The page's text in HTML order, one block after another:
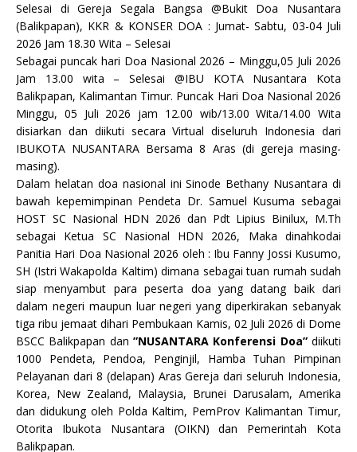
Selesai di Gereja Segala Bangsa @Bukit Doa Nusantara
(Balikpapan), KKR & KONSER DOA : Jumat- Sabtu, 03-04 Juli
2026 Jam 18.30 Wita – Selesai
Sebagai puncak hari Doa Nasional 2026 – Minggu,05 Juli 2026
Jam 13.00 wita – Selesai @IBU KOTA Nusantara Kota
Balikpapan, Kalimantan Timur. Puncak Hari Doa Nasional 2026
Minggu, 05 Juli 2026 jam 12.00 wib/13.00 Wita/14.00 Wita
disiarkan dan diikuti secara Virtual diseluruh Indonesia dari
IBUKOTA NUSANTARA Bersama 8 Aras (di gereja masing-
masing).
Dalam helatan doa nasional ini Sinode Bethany Nusantara di
bawah kepemimpinan Pendeta Dr. Samuel Kusuma sebagai
HOST SC Nasional HDN 2026 dan Pdt Lipius Binilux, M.Th
sebagai Ketua SC Nasional HDN 2026, Maka dinahkodai
Panitia Hari Doa Nasional 2026 oleh : Ibu Fanny Jossi Kusumo,
SH (Istri Wakapolda Kaltim) dimana sebagai tuan rumah sudah
siap menyambut para peserta doa yang datang baik dari
dalam negeri maupun luar negeri yang diperkirakan sebanyak
tiga ribu jemaat dihari Pembukaan Kamis, 02 Juli 2026 di Dome
BSCC Balikpapan dan ”NUSANTARA Konferensi Doa”diikuti
1000 Pendeta, Pendoa, Penginjil, Hamba Tuhan Pimpinan
Pelayanan dari 8 (delapan) Aras Gereja dari seluruh Indonesia,
Korea, New Zealand, Malaysia, Brunei Darusalam, Amerika
dan didukung oleh Polda Kaltim, PemProv Kalimantan Timur,
Otorita Ibukota Nusantara (OIKN) dan Pemerintah Kota
Balikpapan.